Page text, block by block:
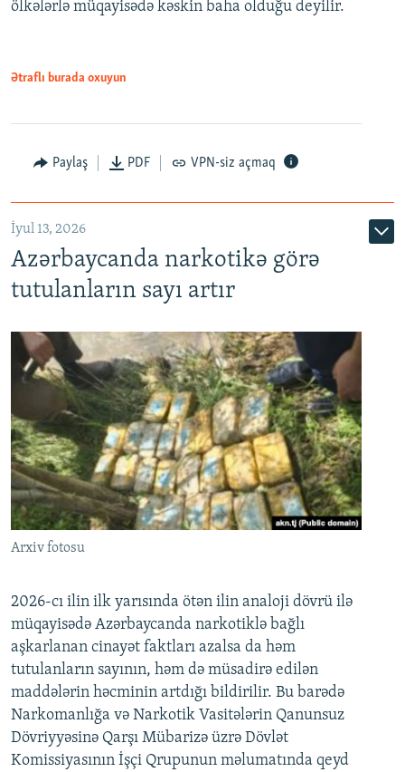
ölkələrlə müqayisədə kəskin baha olduğu deyilir.
Ətraflı burada oxuyun
Paylaş PDF VPN-siz açmaq
İyul 13, 2026
Azərbaycanda narkotikə görə
tutulanların sayı artır
Arxiv fotosu
2026-cı ilin ilk yarısında ötən ilin analoji dövrü ilə
müqayisədə Azərbaycanda narkotiklə bağlı
aşkarlanan cinayət faktları azalsa da həm
tutulanların sayının, həm də müsadirə edilən
maddələrin həcminin artdığı bildirilir. Bu barədə
Narkomanlığa və Narkotik Vasitələrin Qanunsuz
Dövriyyəsinə Qarşı Mübarizə üzrə Dövlət
Komissiyasının İşçi Qrupunun məlumatında qeyd